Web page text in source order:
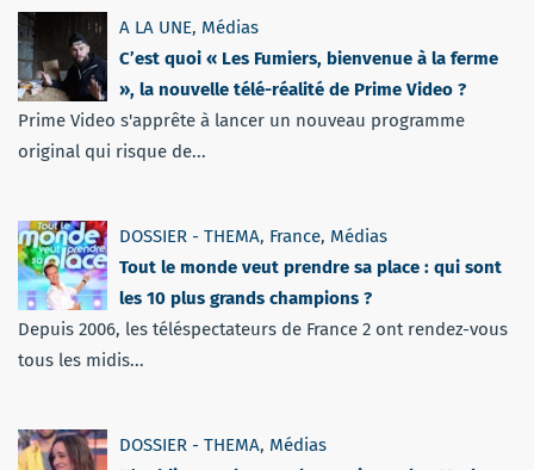
A LA UNE, Médias
C’est quoi « Les Fumiers, bienvenue à la ferme
», la nouvelle télé-réalité de Prime Video ?
Prime Video s'apprête à lancer un nouveau programme
original qui risque de...
DOSSIER - THEMA, France, Médias
Tout le monde veut prendre sa place : qui sont
les 10 plus grands champions ?
Depuis 2006, les téléspectateurs de France 2 ont rendez-vous
tous les midis...
DOSSIER - THEMA, Médias